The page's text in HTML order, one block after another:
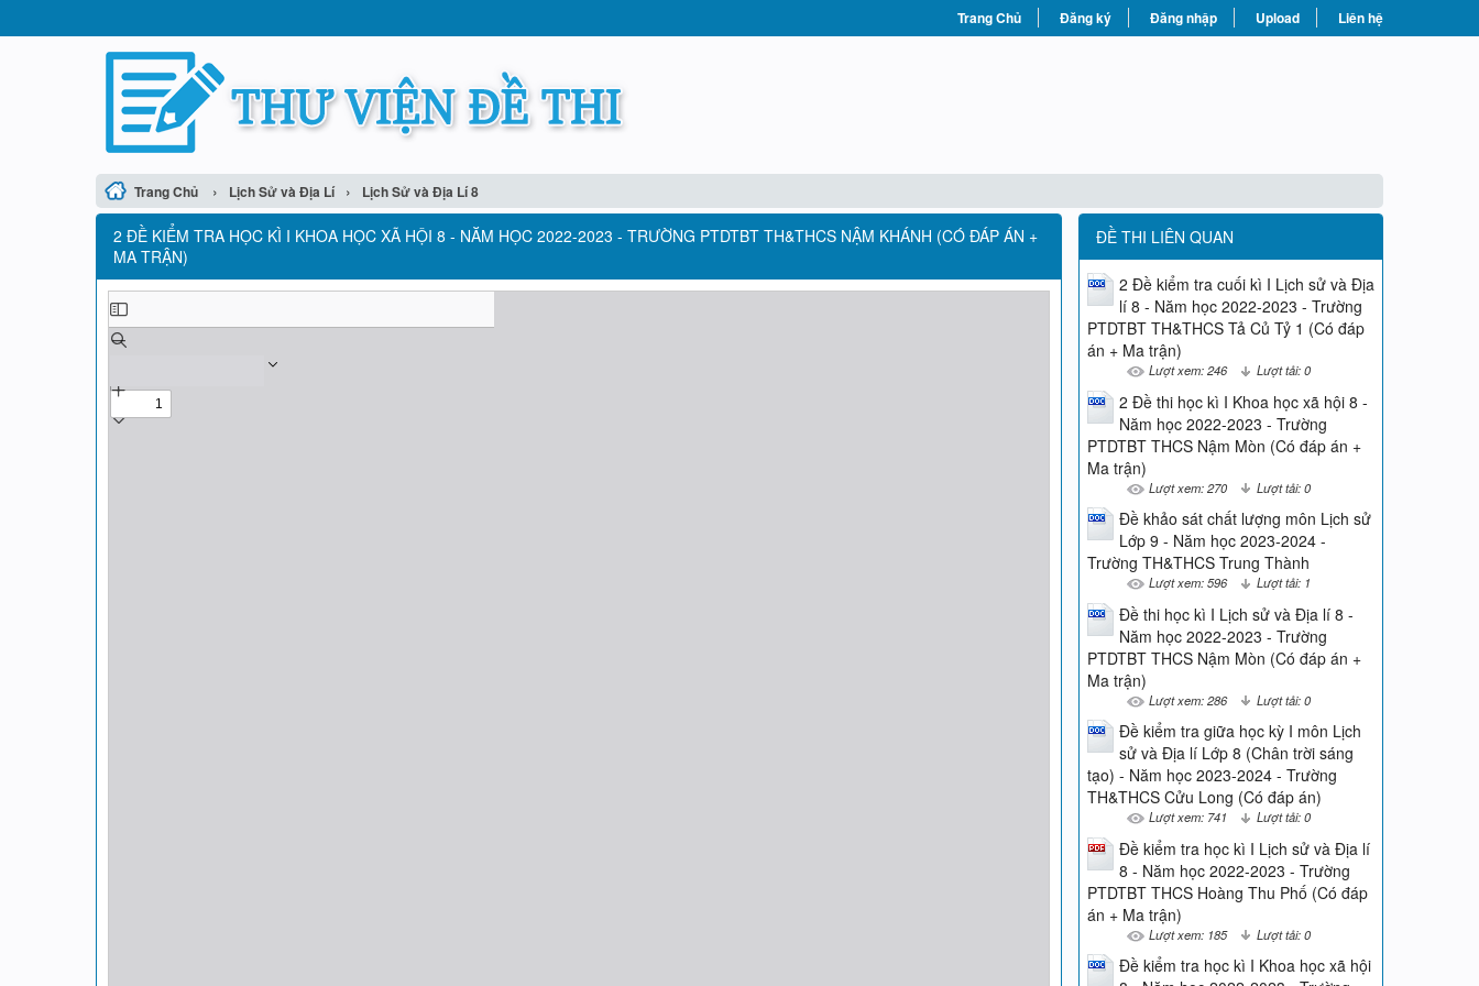
Trang Chủ Đăng ký Đăng nhập Upload Liên hệ
Trang Chủ › Lịch Sử và Địa Lí › Lịch Sử và Địa Lí 8
2 ĐỀ KIỂM TRA HỌC KÌ I KHOA HỌC XÃ HỘI 8 - NĂM HỌC 2022-2023 - TRƯỜNG PTDTBT TH&THCS NẬM KHÁNH (CÓ ĐÁP ÁN +
MA TRẬN)
ĐỀ THI LIÊN QUAN
2 Đề kiểm tra cuối kì I Lịch sử và Địa
lí 8 - Năm học 2022-2023 - Trường
PTDTBT TH&THCS Tả Củ Tỷ 1 (Có đáp
án + Ma trận)
Lượt xem: 246 Lượt tải: 0
2 Đề thi học kì I Khoa học xã hội 8 -
Năm học 2022-2023 - Trường
PTDTBT THCS Nậm Mòn (Có đáp án +
Ma trận)
Lượt xem: 270 Lượt tải: 0
Đề khảo sát chất lượng môn Lịch sử
Lớp 9 - Năm học 2023-2024 -
Trường TH&THCS Trung Thành
Lượt xem: 596 Lượt tải: 1
Đề thi học kì I Lịch sử và Địa lí 8 -
Năm học 2022-2023 - Trường
PTDTBT THCS Nậm Mòn (Có đáp án +
Ma trận)
Lượt xem: 286 Lượt tải: 0
Đề kiểm tra giữa học kỳ I môn Lịch
sử và Địa lí Lớp 8 (Chân trời sáng
tạo) - Năm học 2023-2024 - Trường
TH&THCS Cửu Long (Có đáp án)
Lượt xem: 741 Lượt tải: 0
Đề kiểm tra học kì I Lịch sử và Địa lí
8 - Năm học 2022-2023 - Trường
PTDTBT THCS Hoàng Thu Phố (Có đáp
án + Ma trận)
Lượt xem: 185 Lượt tải: 0
Đề kiểm tra học kì I Khoa học xã hội